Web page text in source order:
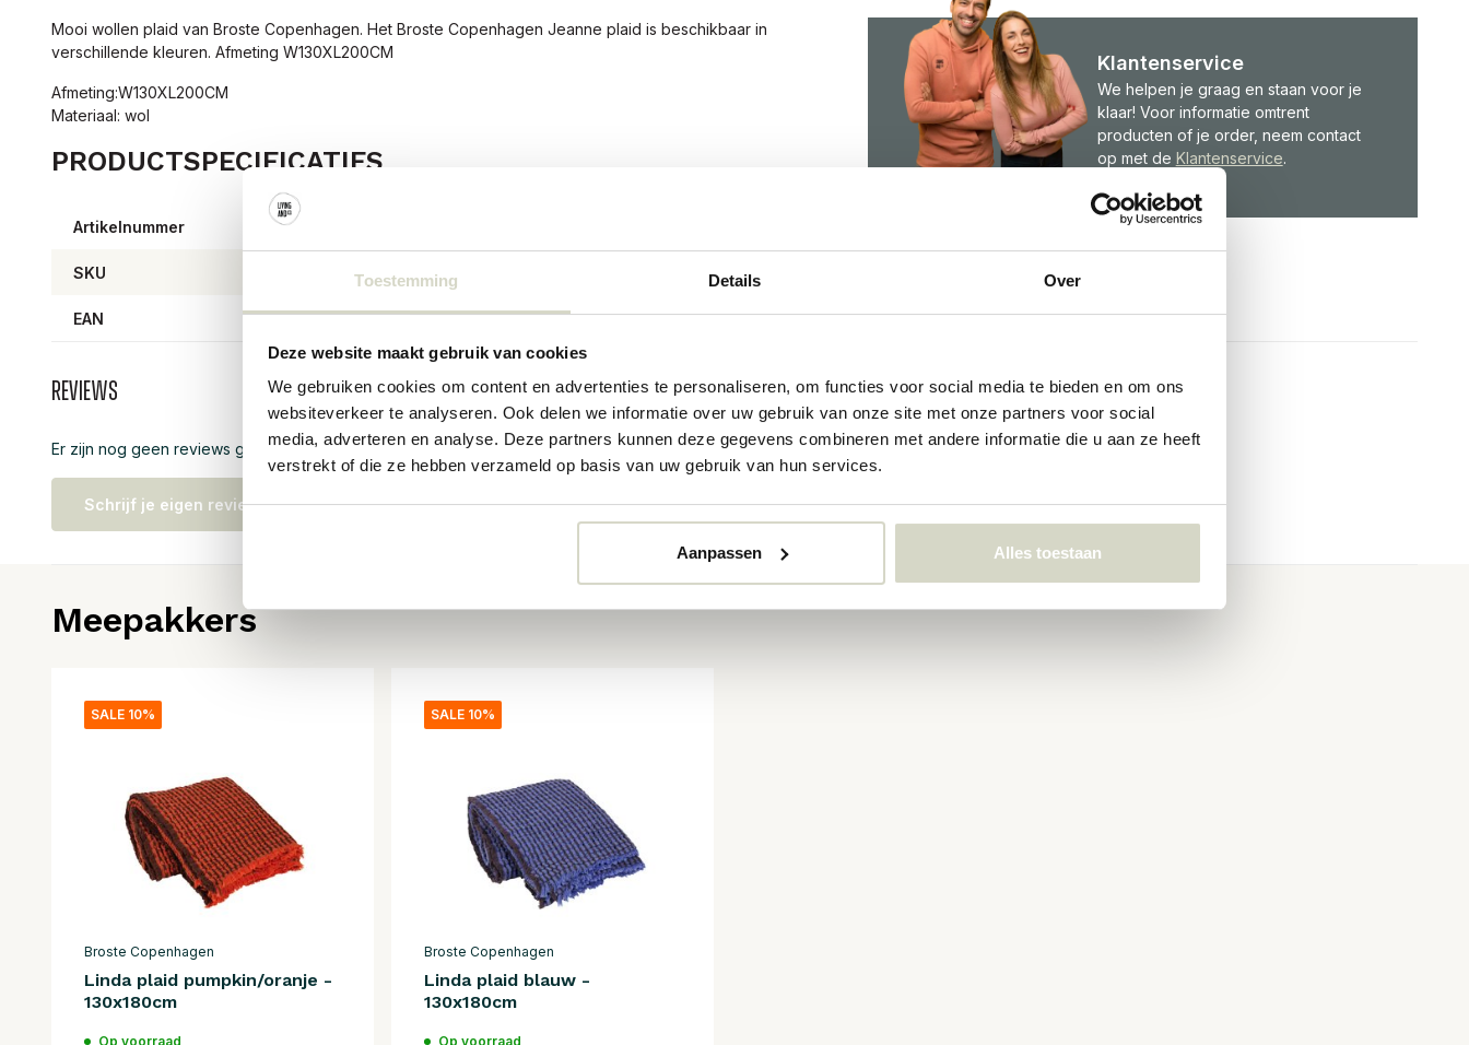
Toestemming Details Over
Deze website maakt gebruik van cookies
We gebruiken cookies om content en advertenties te personaliseren, om functies voor social media te bieden en om ons
websiteverkeer te analyseren. Ook delen we informatie over uw gebruik van onze site met onze partners voor social
media, adverteren en analyse. Deze partners kunnen deze gegevens combineren met andere informatie die u aan ze heeft
verstrekt of die ze hebben verzameld op basis van uw gebruik van hun services.
Aanpassen Alles toestaan
Mooi wollen plaid van Broste Copenhagen. Het Broste Copenhagen Jeanne plaid is beschikbaar in
verschillende kleuren. Afmeting W130XL200CM
Afmeting:W130XL200CM
Materiaal: wol
PRODUCTSPECIFICATIES
Artikelnummer
SKU
EAN 5710688193486
Klantenservice
We helpen je graag en staan voor je
klaar! Voor informatie omtrent
producten of je order, neem contact
op met de Klantenservice.
Reviews
Er zijn nog geen reviews geschreven over dit product..
Schrijf je eigen review
Meepakkers
SALE 10%
Broste Copenhagen
Linda plaid pumpkin/oranje -
130x180cm
Op voorraad
SALE 10%
Broste Copenhagen
Linda plaid blauw -
130x180cm
Op voorraad